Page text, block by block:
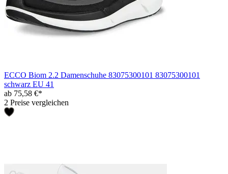
ECCO Biom 2.2 Damenschuhe 83075300101 83075300101
schwarz EU 41
ab 75,58 €*
2 Preise vergleichen